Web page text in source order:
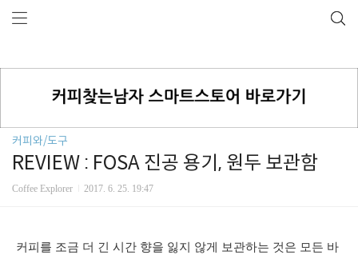
커피와/도구
REVIEW : FOSA 진공 용기, 원두 보관함
Coffee Explorer 2017. 6. 25. 19:47
커피를 조금 더 긴 시간 향을 잃지 않게 보관하는 것은 모든 바